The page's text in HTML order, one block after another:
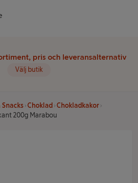
pris och leveransalternativ
Välj butik
Snacks Choklad Chokladkakor
200g Marabou